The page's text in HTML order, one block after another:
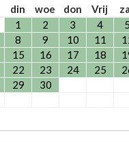
din woe don Vrij
1
2 3 4
5
8 9 10 11
15 16 17 18
22 23 24 25
29 30